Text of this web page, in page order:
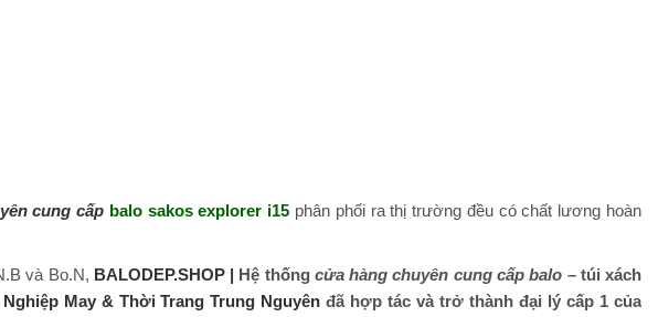
cung cấp balo sakos explorer i15 phân phối ra thị trường đều có chất lương hoàn
và Bo.N, BALODEP.SHOP | Hệ thống cửa hàng chuyên cung cấp balo – túi xách
May & Thời Trang Trung Nguyên đã hợp tác và trở thành đại lý cấp 1 của